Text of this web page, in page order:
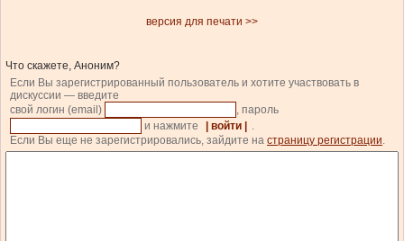
версия для печати >>
Что скажете, Аноним?
Если Вы зарегистрированный пользователь и хотите участвовать в
дискуссии — введите
свой логин (email)
, пароль
и нажмите
| войти |
.
Если Вы еще не зарегистрировались, зайдите на страницу регистрации.